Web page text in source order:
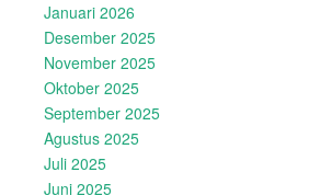
Januari 2026
Desember 2025
November 2025
Oktober 2025
September 2025
Agustus 2025
Juli 2025
Juni 2025